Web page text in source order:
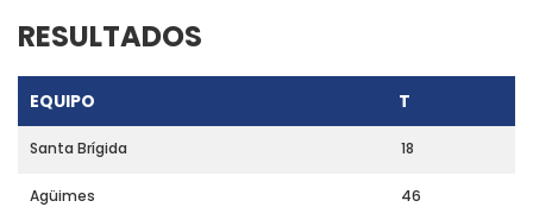
RESULTADOS
EQUIPO T
Santa Brígida 18
Agüimes 46